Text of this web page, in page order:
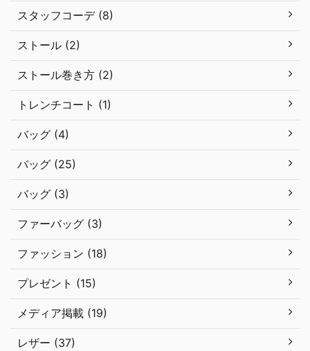
スタッフコーデ (8)
ストール (2)
ストール巻き方 (2)
トレンチコート (1)
バッグ (4)
バッグ (25)
バッグ (3)
ファーバッグ (3)
ファッション (18)
プレゼント (15)
メディア掲載 (19)
レザー (37)